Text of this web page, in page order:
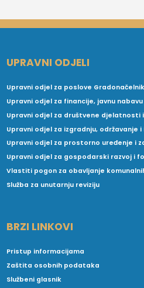
UPRAVNI ODJELI
Upravni odjel za poslove
Upravni odjel za financije, javnu
Upravni odjel za društvene djelatnosti
Upravni odjel za izgradnju, održavanje
Upravni odjel za prostorno uređenje i
Upravni odjel za gospodarski razvoj i
Vlastiti pogon za obavljanje
Služba za unutarnju reviziju
BRZI LINKOVI
Pristup informacijama
Zaštita osobnih podataka
Službeni glasnik